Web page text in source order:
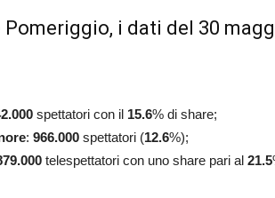
i dati del 30
spettatori con il 15.6% di share;
: 966.000 spettatori (12.6%);
telespettatori con uno share pari al 21.5